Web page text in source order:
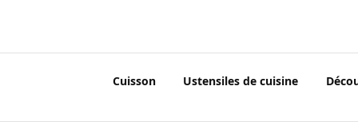
Cuisson Ustensiles de cuisine